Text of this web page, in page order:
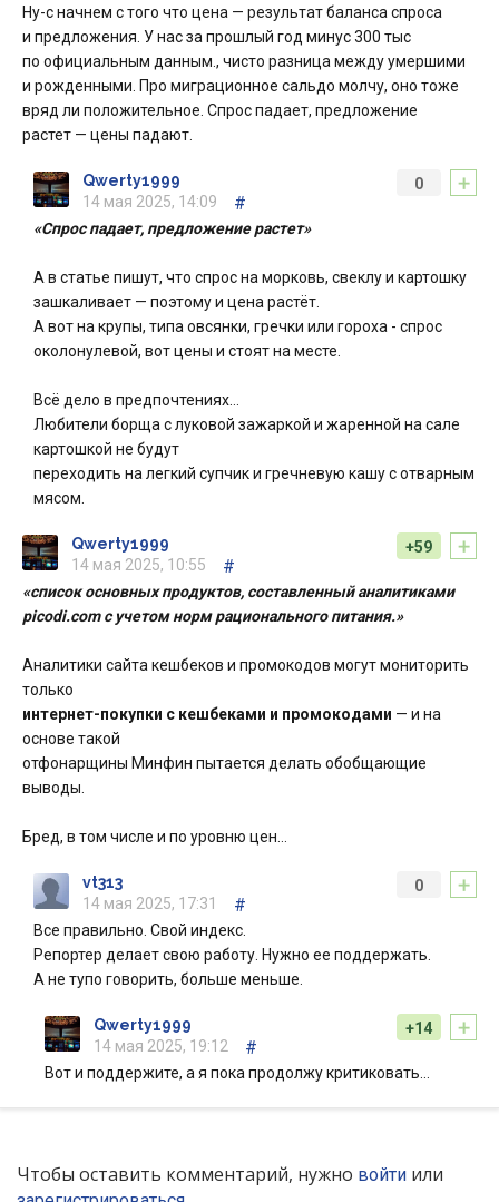
Ну-с начнем с того что цена — результат баланса спроса
и предложения. У нас за прошлый год минус 300 тыс
по официальным данным., чисто разница между умершими
и рожденными. Про миграционное сальдо молчу, оно тоже
вряд ли положительное. Спрос падает, предложение
растет — цены падают.
+
0
Qwerty1999
14 мая 2025, 14:09
#
«Спрос падает, предложение растет»
А в статье пишут, что спрос на морковь, свеклу и картошку
зашкаливает — поэтому и цена растёт.
А вот на крупы, типа овсянки, гречки или гороха - спрос
околонулевой, вот цены и стоят на месте.
Всё дело в предпочтениях…
Любители борща с луковой зажаркой и жаренной на сале
картошкой не будут
переходить на легкий супчик и гречневую кашу с отварным
мясом.
+
+59
Qwerty1999
14 мая 2025, 10:55
#
«список основных продуктов, составленный аналитиками
picodi.com с учетом норм рационального питания.»
Аналитики сайта кешбеков и промокодов могут мониторить
только
интернет-покупки с кешбеками и промокодами — и на
основе такой
отфонарщины Минфин пытается делать обобщающие
выводы.
Бред, в том числе и по уровню цен…
+
0
vt313
14 мая 2025, 17:31
#
Все правильно. Свой индекс.
Репортер делает свою работу. Нужно ее поддержать.
А не тупо говорить, больше меньше.
+
+14
Qwerty1999
14 мая 2025, 19:12
#
Вот и поддержите, а я пока продолжу критиковать…
Чтобы оставить комментарий, нужно войти или